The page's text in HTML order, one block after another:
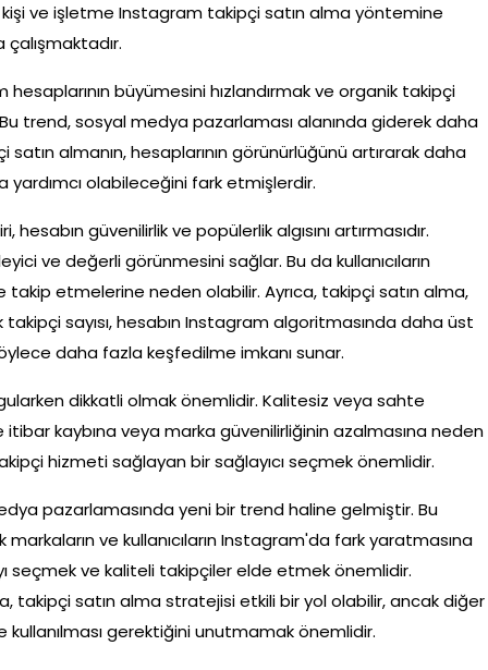
ve işletme Instagram takipçi satın alma yöntemine
büyümesini hızlandırmak ve organik takipçi
trend, sosyal medya pazarlaması alanında giderek daha
almanın, hesaplarının görünürlüğünü artırarak daha
olabileceğini fark etmişlerdir.
güvenilirlik ve popülerlik algısını artırmasıdır.
ve değerli görünmesini sağlar. Bu da kullanıcıların
etmelerine neden olabilir. Ayrıca, takipçi satın alma,
sayısı, hesabın Instagram algoritmasında daha üst
daha fazla keşfedilme imkanı sunar.
dikkatli olmak önemlidir. Kalitesiz veya sahte
kaybına veya marka güvenilirliğinin azalmasına neden
hizmeti sağlayan bir sağlayıcı seçmek önemlidir.
pazarlamasında yeni bir trend haline gelmiştir. Bu
ve kullanıcıların Instagram'da fark yaratmasına
seçmek ve kaliteli takipçiler elde etmek önemlidir.
takipçi satın alma stratejisi etkili bir yol olabilir, ancak diğer
gerektiğini unutmamak önemlidir.